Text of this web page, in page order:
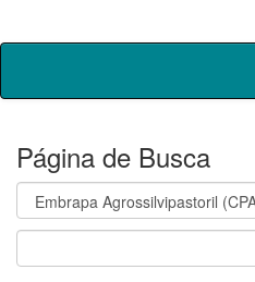
Skip
Página de Busca